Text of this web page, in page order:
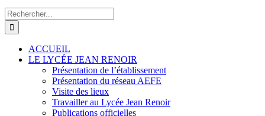
Rechercher:
ACCUEIL
LE LYCÉE JEAN RENOIR
Présentation de l’établissement
Présentation du réseau AEFE
Visite des lieux
Travailler au Lycée Jean Renoir
Publications officielles